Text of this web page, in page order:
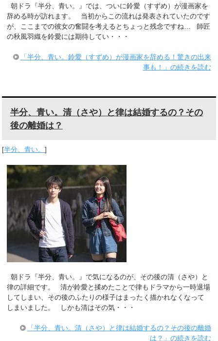
朝ドラ『半分、青い。』では、ついに鈴愛（すずめ）が漫画家を
辞める時が訪れます。 当初からこの流れは発表されていたのです
が、ここまでの彼女の奮闘を考えるとちょっと残念ですね… 師匠
の秋風羽織を鈴愛には期待してい・・・
「半分、青い。鈴愛（すずめ）が漫画家を辞める！驚きの出来
事も！」の続きを読む
半分、青い。清（さや）と律は結婚するの？その
後の離婚は？
[半分、青い。]
朝ドラ『半分、青い。』で気になるのが、その後の清（さや）と
律の詳細です。 清が鈴愛と揉めたことで律もドラマから一時退場
してしまい、その後のふたりの様子はまったく描かれなくなって
しまいました。 しかも清はその気・・・
「半分、青い。清（さや）と律は結婚するの？その後の離婚
は？」の続きを読む